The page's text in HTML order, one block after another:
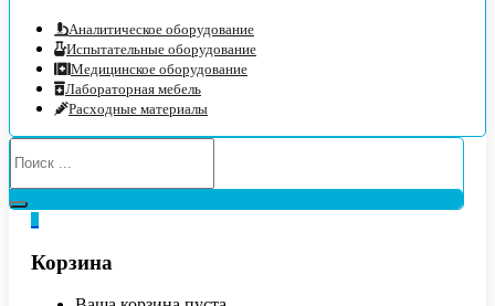
Аналитическое оборудование
Испытательные оборудование
Медицинское оборудование
Лабораторная мебель
Расходные материалы
Корзина